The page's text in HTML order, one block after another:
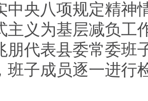
中央八项规定精神
主义为基层减负工
朋代表县委常委班
班子成员逐一进行